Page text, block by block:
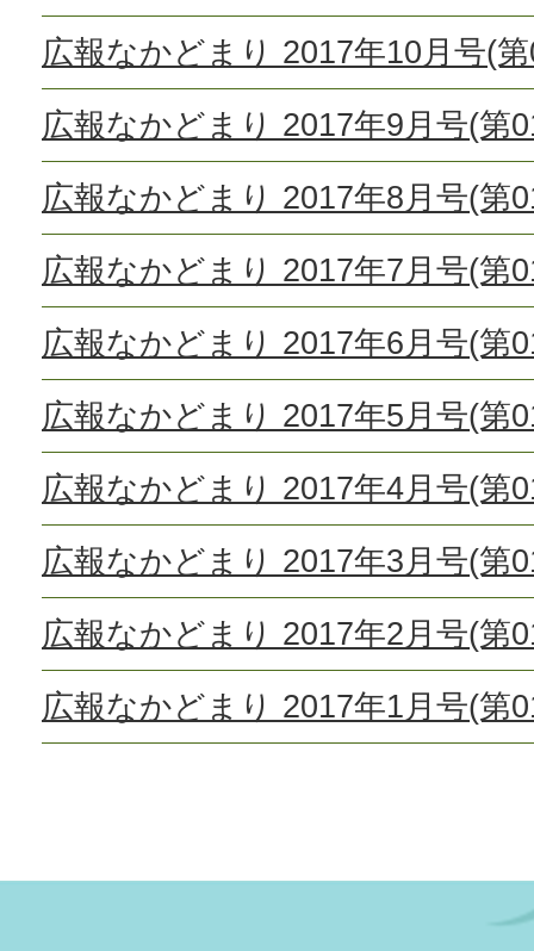
広報なかどまり 2017年10月号(
広報なかどまり 2017年9月号(第
広報なかどまり 2017年8月号(第
広報なかどまり 2017年7月号(第
広報なかどまり 2017年6月号(第
広報なかどまり 2017年5月号(第
広報なかどまり 2017年4月号(第
広報なかどまり 2017年3月号(第
広報なかどまり 2017年2月号(第
広報なかどまり 2017年1月号(第